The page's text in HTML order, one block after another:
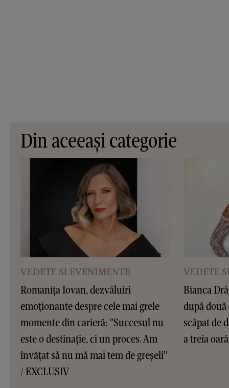
Din aceeași categorie
VEDETE SI EVENIMENTE
Romanița Iovan, dezvăluiri
emoționante despre cele mai grele
momente din carieră: "Succesul nu
este o destinație, ci un proces. Am
învățat să nu mă mai tem de greșeli"
/ EXCLUSIV
VEDETE
Bianca
după
scăpat de
a treia